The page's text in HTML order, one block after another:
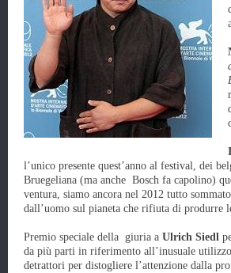
l’unico presente quest’anno al festival, dei
Bruegeliana (ma anche Bosch fa capolino)
ventura, siamo ancora nel 2012 tutto
dall’uomo sul pianeta che rifiuta di produrre
Premio speciale della giuria a Ulrich Siedl
da più parti in riferimento all’inusuale
detrattori per distogliere l’attenzione dalla